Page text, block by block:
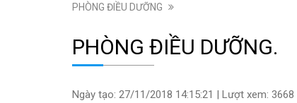
PHÒNG ĐIỀU DƯỠNG
PHÒNG ĐIỀU DƯỠNG.
Ngày tạo: 27/11/2018 14:15:21 | Lượt xem: 3668